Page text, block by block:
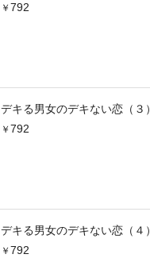
792
デキる男女のデキない恋（３）
792
デキる男女のデキない恋（４）
792